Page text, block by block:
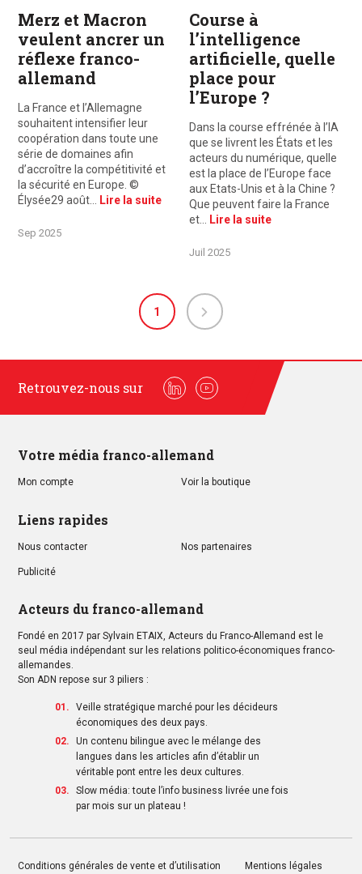
Merz et Macron
veulent ancrer un
réflexe franco-
allemand
La France et l’Allemagne
souhaitent intensifier leur
coopération dans toute une
série de domaines afin
d’accroître la compétitivité et
la sécurité en Europe. ©
Élysée29 août…
Lire la suite
Sep 2025
Course à
l’intelligence
artificielle, quelle
place pour
l’Europe ?
Dans la course effrénée à l’IA
que se livrent les États et les
acteurs du numérique, quelle
est la place de l’Europe face
aux Etats-Unis et à la Chine ?
Que peuvent faire la France
et…
Lire la suite
Juil 2025
1
Retrouvez-nous sur
LinkedinYoutube
Votre média franco-allemand
Mon compte Voir la boutique
Liens rapides
Nous contacter Nos partenaires
Publicité
Acteurs du franco-allemand
Fondé en 2017 par Sylvain ETAIX, Acteurs du Franco-Allemand est le
seul média indépendant sur les relations politico-économiques franco-
allemandes.
Son ADN repose sur 3 piliers :
Veille stratégique marché pour les décideurs
économiques des deux pays.
Un contenu bilingue avec le mélange des
langues dans les articles afin d’établir un
véritable pont entre les deux cultures.
Slow média: toute l’info business livrée une fois
par mois sur un plateau !
Conditions générales de vente et d’utilisation Mentions légales